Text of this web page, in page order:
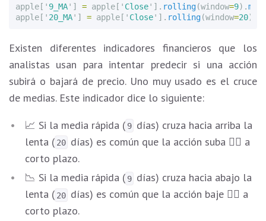
apple[ ' 9_MA' ] = apple[ ' Close' ]. rolling(window=9).
apple[ ' 20_MA' ] = apple[ ' Close' ]. rolling(window=20).
Existen diferentes indicadores financieros que los
analistas usan para intentar predecir si una acción
subirá o bajará de precio. Uno muy usado es el cruce
de medias. Este indicador dice lo siguiente:
📈 Si la media rápida ( 9 días) cruza hacia arriba la
lenta ( 20 días) es común que la acción suba ☝🏼 a
corto plazo.
📉 Si la media rápida ( 9 días) cruza hacia abajo la
lenta ( 20 días) es común que la acción baje 👇🏼 a
corto plazo.